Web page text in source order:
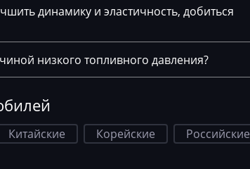
динамику и эластичность, добиться
низкого топливного давления?
Китайские Корейские
Российские